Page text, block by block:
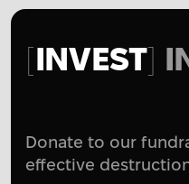
INVEST
Donate to our
effective